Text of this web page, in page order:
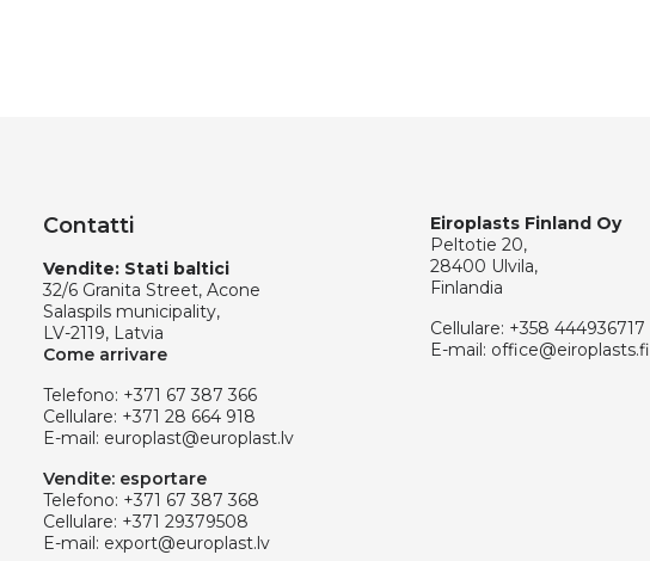
Contatti
Vendite: Stati baltici
32/6 Granita Street, Acone
Salaspils municipality,
LV-2119, Latvia
Come arrivare
Telefono: +371 67 387 366
Cellulare: +371 28 664 918
E-mail: europlast@europlast.lv
Vendite: esportare
Telefono: +371 67 387 368
Cellulare: +371 29379508
E-mail: export@europlast.lv
Eiroplasts Finland Oy
Peltotie 20,
28400 Ulvila,
Finlandia
Cellulare: +358 444936717
E-mail: office@eiroplasts.fi